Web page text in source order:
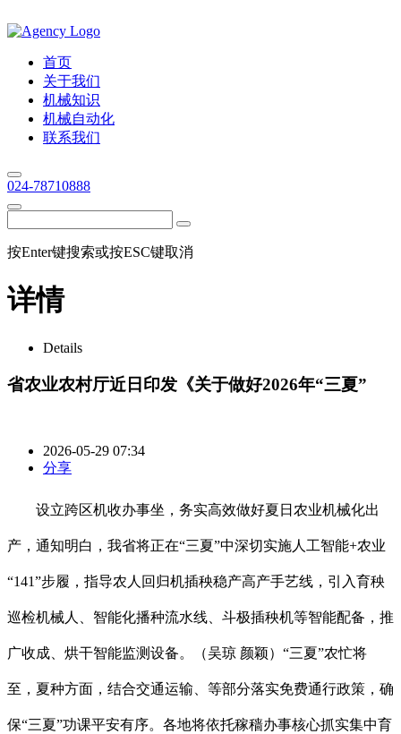
首页
关于我们
机械知识
机械自动化
联系我们
024-78710888
按Enter键搜索或按ESC键取消
详情
Details
省农业农村厅近日印发《关于做好2026年“三夏”
2026-05-29 07:34
分享
设立跨区机收办事坐，务实高效做好夏日农业机械化出
产，通知明白，我省将正在“三夏”中深切实施人工智能+农业
“141”步履，指导农人回归机插秧稳产高产手艺线，引入育秧
巡检机械人、智能化播种流水线、斗极插秧机等智能配备，推
广收成、烘干智能监测设备。（吴琼 颜颖）“三夏”农忙将
至，夏种方面，结合交通运输、等部分落实免费通行政策，确
保“三夏”功课平安有序。各地将依托稼穑办事核心抓实集中育